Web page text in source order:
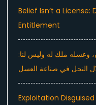
Belief Isn’t a
Entitlement
وعسله ملك له وليس لنا:
النحل في صناعة العسل
Exploitation Disguised